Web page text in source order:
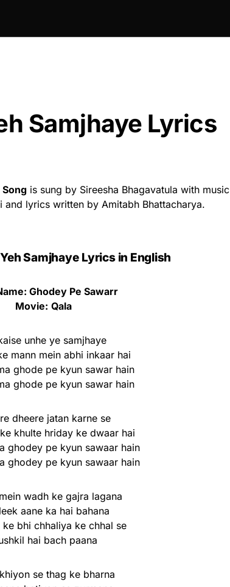
Samjhaye Lyrics
Song is sung by Sireesha Bhagavatula with music
lyrics written by Amitabh Bhattacharya.
Samjhaye Lyrics in English
Ghodey Pe Sawarr
Movie: Qala
unhe ye samjhaye
mann mein abhi inkaar hai
ghode pe kyun sawar hain
ghode pe kyun sawar hain
dheere jatan karne se
khulte hriday ke dwaar hai
ghodey pe kyun sawaar hain
ghodey pe kyun sawaar hain
wadh ke gajra lagana
aane ka hai bahana
ke bhi chhaliya ke chhal se
hai bach paana
se thag ke bharna